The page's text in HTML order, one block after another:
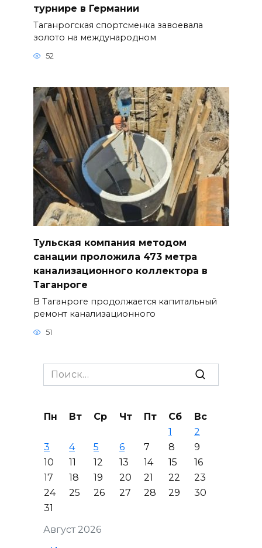
турнире в Германии
Таганрогская спортсменка завоевала
золото на международном
52
Тульская компания методом
санации проложила 473 метра
канализационного коллектора в
Таганроге
В Таганроге продолжается капитальный
ремонт канализационного
51
Search
for:
Август 2026
Пн Вт Ср Чт Пт Сб
Вс
1
2
3
4 5 6 7 8
9
10
11 12 13 14 15
16
17
18 19 20 21 22
23
24
25 26 27 28 29
30
31